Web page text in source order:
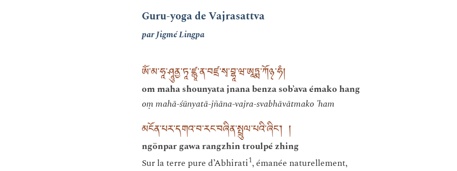
Guru-yoga de Vajrasattva
par Jigmé Lingpa
ཨོཾ་མ་ཧཱ་ཤཱུནྱ་ཏཱ་ཛྙཱ་ན་བཛྲ་སྭ་བྷཱ་ཝ་ཨཱཏྨ་ཀོ྅་ཧཾ།
om maha shounyata jnana benza sob’ava émako hang
oṃ mahā-śūnyatā-jñāna-vajra-svabhāvātmako 'ham
མངོན་པར་དགའ་བ་རང་བཞིན་སྤྲུལ་པའི་ཞིང་། །
ngönpar gawa rangzhin troulpé zhing
Sur la terre pure d’Abhirati1, émanée naturellement,